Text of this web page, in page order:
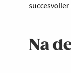
succesvoller
Na